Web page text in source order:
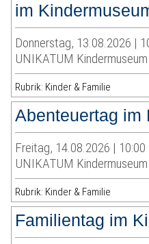
im
Donnerstag, 13.08.2026 |
UNIKATUM
Rubrik: Kinder & Familie
Abenteuertag im
Freitag, 14.08.2026 | 10:00
UNIKATUM
Rubrik: Kinder & Familie
Familientag im